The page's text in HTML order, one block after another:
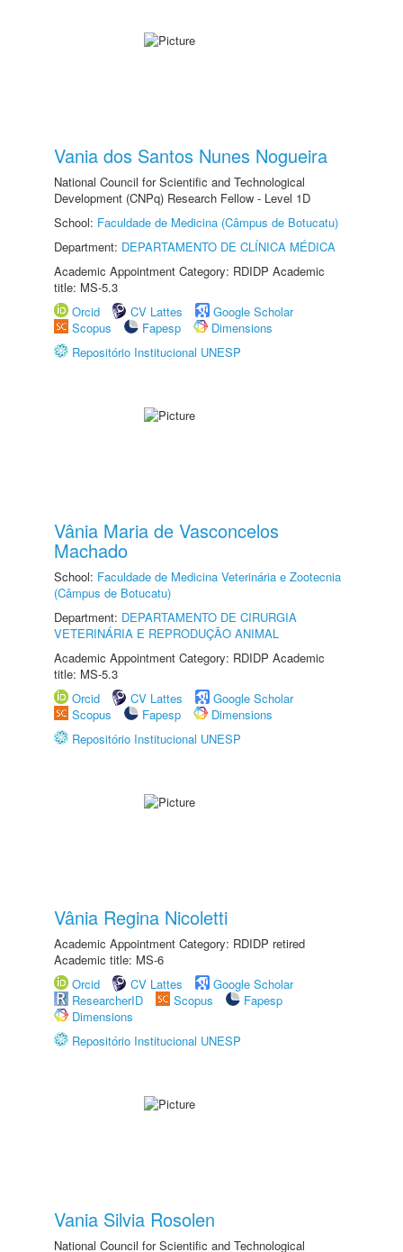
Vania dos Santos Nunes Nogueira
National Council for Scientific and Technological
Development (CNPq) Research Fellow - Level 1D
School: Faculdade de Medicina (Câmpus de Botucatu)
Department: DEPARTAMENTO DE CLÍNICA MÉDICA
Academic Appointment Category: RDIDP Academic
title: MS-5.3
Orcid
CV Lattes
Google Scholar
Scopus
Fapesp
Dimensions
Repositório Institucional UNESP
Vânia Maria de Vasconcelos
Machado
School: Faculdade de Medicina Veterinária e Zootecnia
(Câmpus de Botucatu)
Department: DEPARTAMENTO DE CIRURGIA
VETERINÁRIA E REPRODUÇÃO ANIMAL
Academic Appointment Category: RDIDP Academic
title: MS-5.3
Orcid
CV Lattes
Google Scholar
Scopus
Fapesp
Dimensions
Repositório Institucional UNESP
Vânia Regina Nicoletti
Academic Appointment Category: RDIDP retired
Academic title: MS-6
Orcid
CV Lattes
Google Scholar
ResearcherID
Scopus
Fapesp
Dimensions
Repositório Institucional UNESP
Vania Silvia Rosolen
National Council for Scientific and Technological